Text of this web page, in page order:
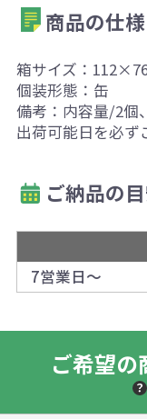
商品の仕様
箱サイズ：
個装形態：缶
備考：内容量/2個
出荷可能日を必ず
ご納品の
7営業日～
ご希望